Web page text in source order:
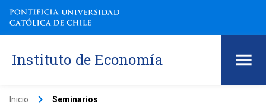
Instituto de Economía
Inicio keyboard_arrow_right Seminarios